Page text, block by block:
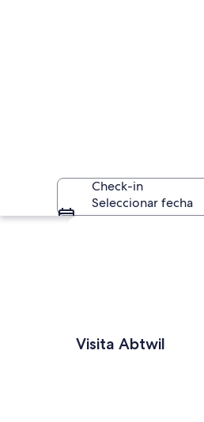
Check-in
Seleccionar fecha
Explorar mapa
Visita Abtwil